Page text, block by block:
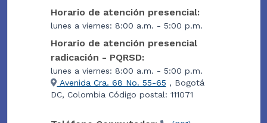
Horario de atención presencial:
lunes a viernes: 8:00 a.m. - 5:00 p.m.
Horario de atención presencial
radicación - PQRSD:
lunes a viernes: 8:00 a.m. - 5:00 p.m.
Avenida Cra. 68 No. 55-65 , Bogotá
DC, Colombia Código postal: 111071